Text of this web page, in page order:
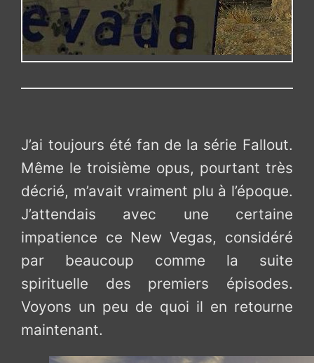
J’ai toujours été fan de la série Fallout.
Même le troisième opus, pourtant très
décrié, m’avait vraiment plu à l’époque.
J’attendais avec une certaine
impatience ce New Vegas, considéré
par beaucoup comme la suite
spirituelle des premiers épisodes.
Voyons un peu de quoi il en retourne
maintenant.